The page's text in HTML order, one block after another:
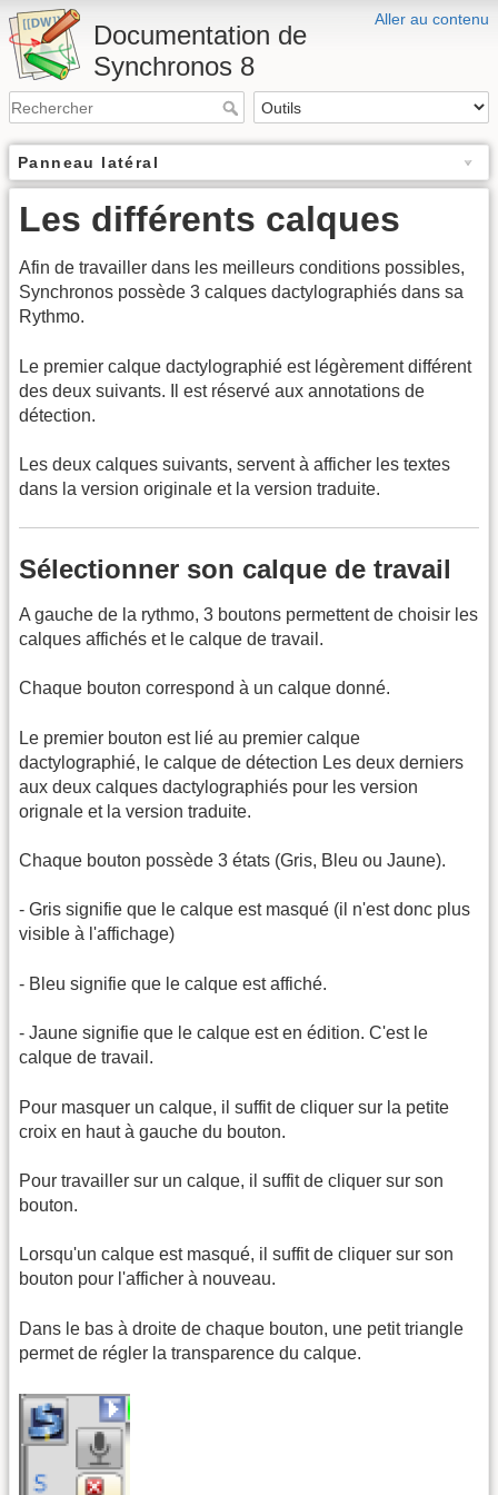
Aller au contenu
Documentation de
Synchronos 8
Panneau latéral
Les différents calques
Afin de travailler dans les meilleurs conditions possibles,
Synchronos possède 3 calques dactylographiés dans sa
Rythmo.
Le premier calque dactylographié est légèrement différent
des deux suivants. Il est réservé aux annotations de
détection.
Les deux calques suivants, servent à afficher les textes
dans la version originale et la version traduite.
Sélectionner son calque de travail
A gauche de la rythmo, 3 boutons permettent de choisir les
calques affichés et le calque de travail.
Chaque bouton correspond à un calque donné.
Le premier bouton est lié au premier calque
dactylographié, le calque de détection Les deux derniers
aux deux calques dactylographiés pour les version
orignale et la version traduite.
Chaque bouton possède 3 états (Gris, Bleu ou Jaune).
- Gris signifie que le calque est masqué (il n'est donc plus
visible à l'affichage)
- Bleu signifie que le calque est affiché.
- Jaune signifie que le calque est en édition. C'est le
calque de travail.
Pour masquer un calque, il suffit de cliquer sur la petite
croix en haut à gauche du bouton.
Pour travailler sur un calque, il suffit de cliquer sur son
bouton.
Lorsqu'un calque est masqué, il suffit de cliquer sur son
bouton pour l'afficher à nouveau.
Dans le bas à droite de chaque bouton, une petit triangle
permet de régler la transparence du calque.